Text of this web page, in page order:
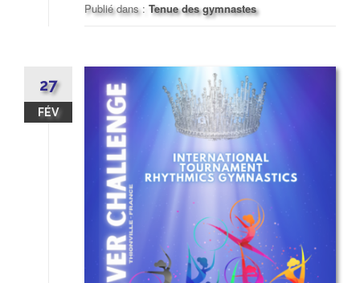
Publié dans : Tenue des gymnastes
27
FÉV